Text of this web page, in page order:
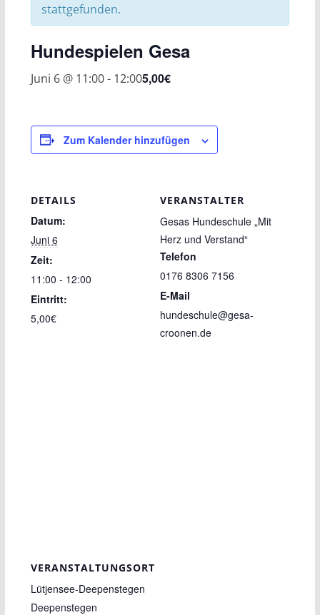
stattgefunden.
Hundespielen Gesa
Juni 6 @ 11:00- 12:005,00€
Zum Kalender hinzufügen
DETAILS
Datum:
Juni 6
Zeit:
11:00 - 12:00
Eintritt:
5,00€
VERANSTALTER
Gesas Hundeschule „Mit
Herz und Verstand“
Telefon
0176 8306 7156
E-Mail
hundeschule@gesa-
croonen.de
VERANSTALTUNGSORT
Lütjensee-Deepenstegen
Deepenstegen